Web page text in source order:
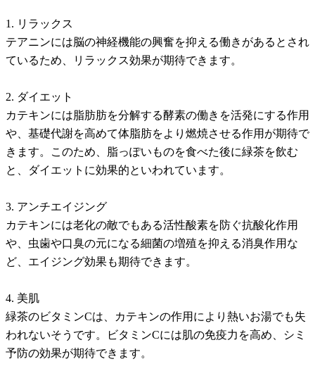
1. リラックス
テアニンには脳の神経機能の興奮を抑える働きがあるとされ
ているため、リラックス効果が期待できます。
2. ダイエット
カテキンには脂肪肪を分解する酵素の働きを活発にする作用
や、基礎代謝を高めて体脂肪をより燃焼させる作用が期待で
きます。このため、脂っぽいものを食べた後に緑茶を飲む
と、ダイエットに効果的といわれています。
3. アンチエイジング
カテキンには老化の敵でもある活性酸素を防ぐ抗酸化作用
や、虫歯や口臭の元になる細菌の増殖を抑える消臭作用な
ど、エイジング効果も期待できます。
4. 美肌
緑茶のビタミンCは、カテキンの作用により熱いお湯でも失
われないそうです。ビタミンCには肌の免疫力を高め、シミ
予防の効果が期待できます。